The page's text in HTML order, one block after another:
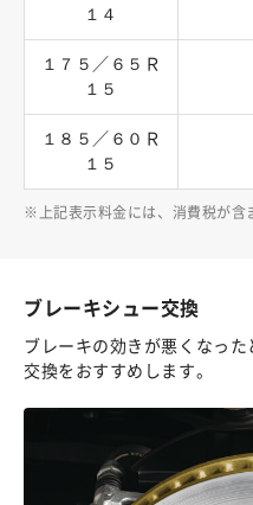
１４
１７５／６５Ｒ
１５
１８５／６０Ｒ
１５
上記表示料金には、消費税が含
ブレーキシュー交換
ブレーキの効きが悪くなっ
交換をおすすめします。